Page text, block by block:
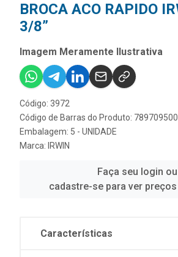
BROCA ACO RAPIDO
3/8”
Imagem Meramente Ilustrativa
Código: 3972
Código de Barras do Produto:
Embalagem: 5 - UNIDADE
Marca: IRWIN
Faça seu login ou
cadastre-se para ver
Características